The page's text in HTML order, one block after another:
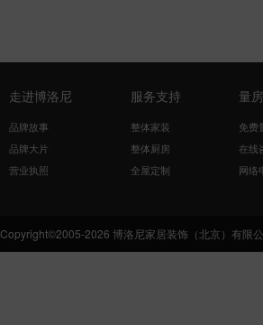
走进博洛尼
品牌故事
品牌大片
营业执照
服务支持
整体家装
整体厨房
全屋定制
量
免费
在线
网络
Copyright©2005-2026 博洛尼家居装饰（北京）有限